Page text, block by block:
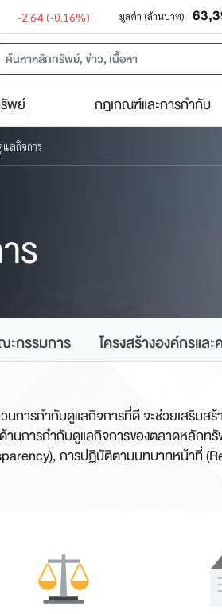
-2.64 (-0.16%) มูลค่า (ล้านบาท)
พย์ กฎเกณฑ์และการกำกับ
แลกิจการ
ร
ะกรรมการ โครงสร้างองค์กรแล
ารกำกับดูแลกิจการที่ดี จะช่วยเสริม
านการกำกับดูแลกิจการของตลาดหลั
การปฏิบัติตามบทบาทหน้าที่